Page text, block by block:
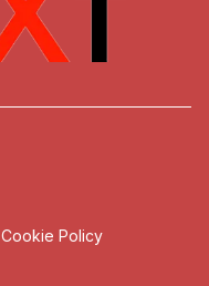
Cookie Policy